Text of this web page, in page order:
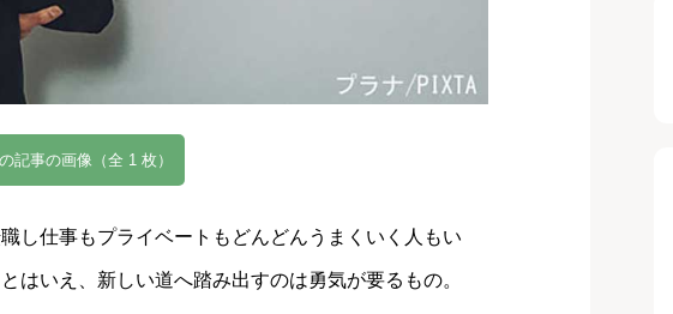
記事の画像（全 1 枚）
し仕事もプライベートもどんどんうまくいく人もい
はいえ、新しい道へ踏み出すのは勇気が要るもの。